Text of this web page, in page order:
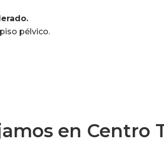
pélvico.
en Centro